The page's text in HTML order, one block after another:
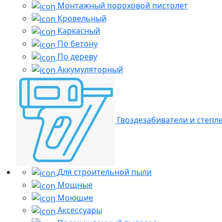
Монтажный пороховой пистолет
Кровельный
Каркасный
По бетону
По дереву
Аккумуляторный
Гвоздезабиватели и
Для строительной пыли
Мощные
Моющие
Аксессуары